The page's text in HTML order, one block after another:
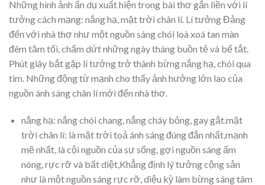
Những hình ảnh ẩn dụ xuất hiện trong bài thơ gắn liền với lí
tưởng cách mạng: nắng hạ, mặt trời chân lí. Lí tưởng Đảng
đến với nhà thơ như một nguồn sáng chói loà xoá tan màn
đêm tăm tối, chấm dứt những ngày tháng buồn tẻ và bế tắt.
Phút giây bắt gặp lí tưởng trở thành bừng nắng hạ, chói qua
tim. Những động từ mạnh cho thấy ảnh hưởng lớn lao của
nguồn ánh sáng chân lí mới đến nhà thơ.
nắng hạ: nắng chói chang, nắng cháy bỏng, gay gắt.mặt
trời chân lí: là mặt trời toả ánh sáng đúng đắn nhất,mạnh
mẽ nhất, là cội nguồn của sự sống, gợi nguồn sáng ấm
nóng, rực rỡ và bất diệt,Khẳng định lý tưởng cộng sản
như là một nguồn sáng rực rỡ, diệu kỳ làm bừng sáng tâm